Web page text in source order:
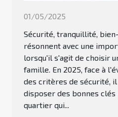
01/05/2025
Sécurité, tranquillité,
résonnent avec une
lorsqu'il s'agit de choisir
famille. En 2025, face à
des critères de sécurité,
disposer des bonnes
quartier qui...